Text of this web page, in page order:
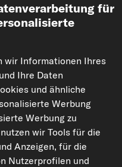
88
33
52
28
ohne Gehäuse
für
wir Informationen Ihres
Ihre Daten
und ähnliche
Werbung
Werbung zu
wir Tools für die
Anzeigen, für die
Nutzerprofilen und